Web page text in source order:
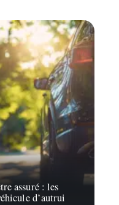
assuré : les
d’autrui